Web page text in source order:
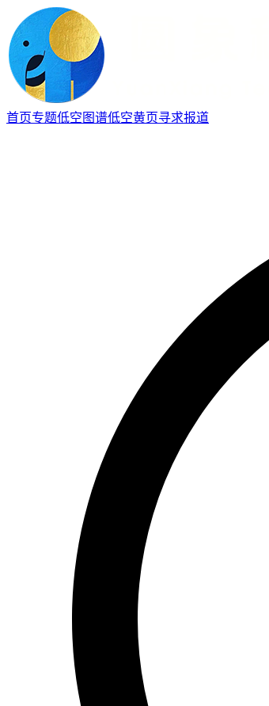
首页专题低空图谱低空黄页寻求报道